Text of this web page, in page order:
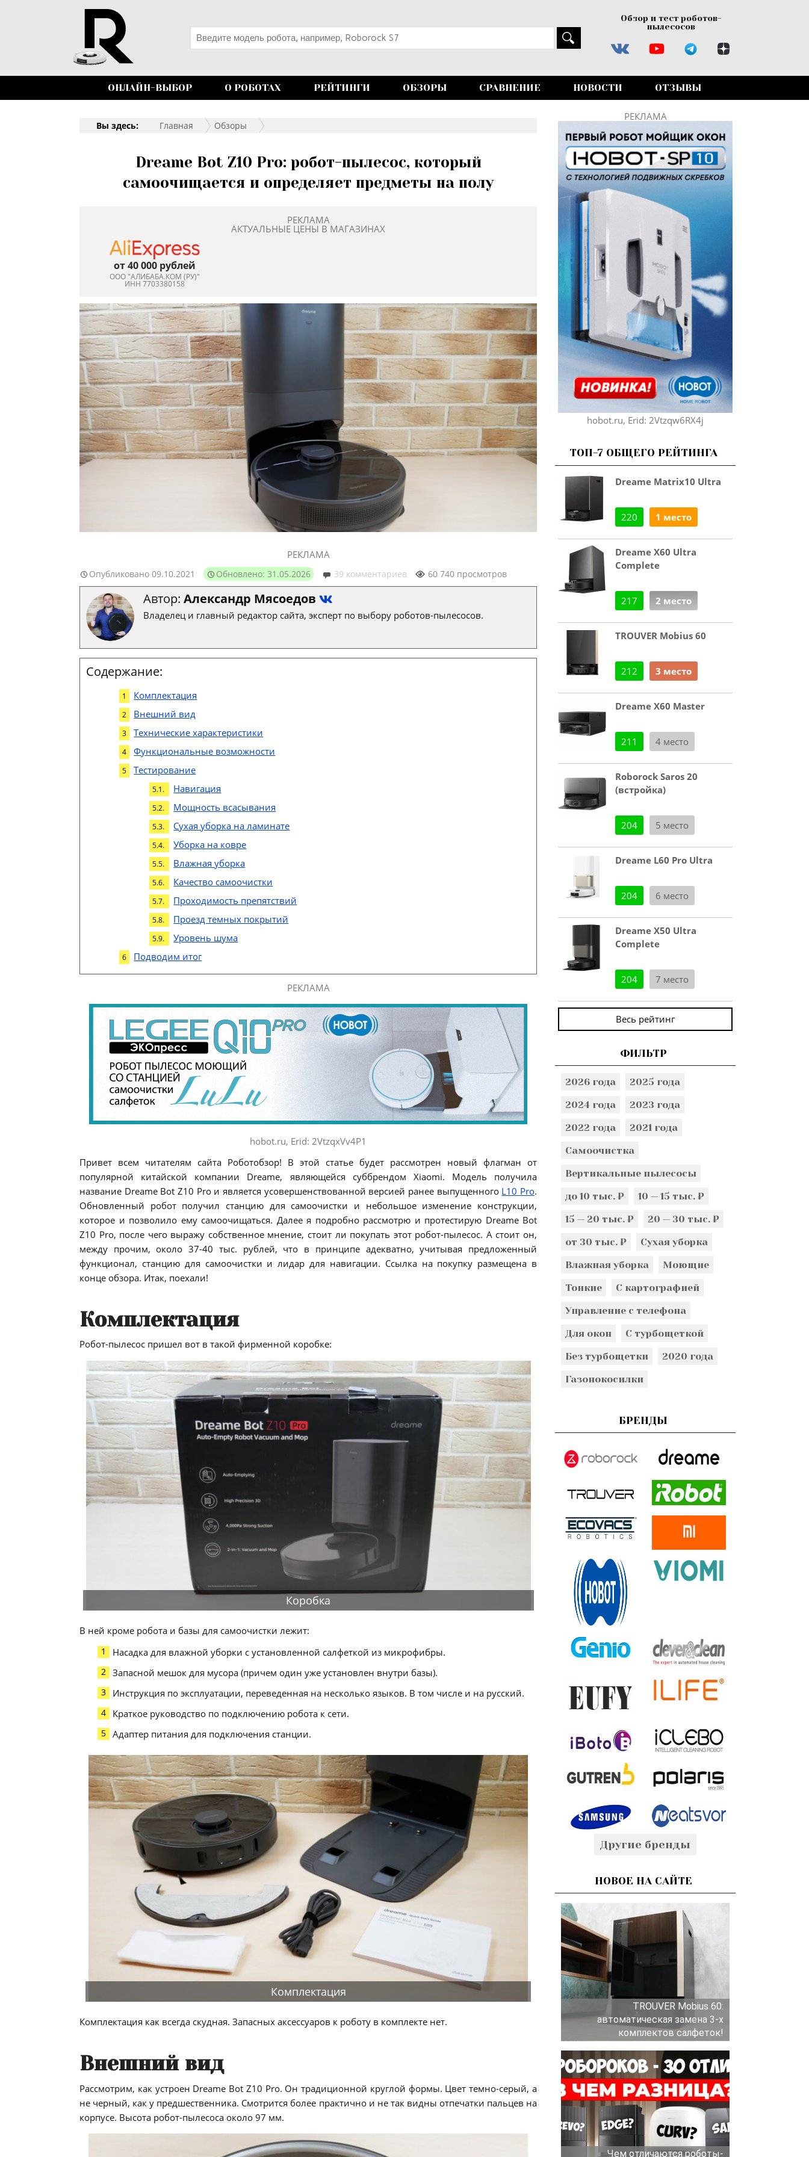
Обзор и тест роботов-
пылесосов
ОНЛАЙН-ВЫБОР О РОБОТАХ РЕЙТИНГИ ОБЗОРЫ СРАВНЕНИЕ НОВОСТИ ОТЗЫВЫ
Вы здесь: Главная Обзоры
Dreame Bot Z10 Pro: робот-пылесос, который
самоочищается и определяет предметы на полу
РЕКЛАМА
АКТУАЛЬНЫЕ ЦЕНЫ В МАГАЗИНАХ
от 40 000 рублей
ООО "АЛИБАБА.КОМ (РУ)"
ИНН 7703380158
РЕКЛАМА
Опубликовано 09.10.2021 Обновлено: 31.05.2026 39 комментариев 60 740 просмотров
Автор: Александр Мясоедов
Владелец и главный редактор сайта, эксперт по выбору роботов-пылесосов.
Содержание:
Комплектация
Внешний вид
Технические характеристики
Функциональные возможности
Тестирование
Навигация
Мощность всасывания
Сухая уборка на ламинате
Уборка на ковре
Влажная уборка
Качество самоочистки
Проходимость препятствий
Проезд темных покрытий
Уровень шума
Подводим итог
РЕКЛАМА
hobot.ru, Erid: 2VtzqxVv4P1
Привет всем читателям сайта Роботобзор! В этой статье будет рассмотрен новый флагман от
популярной китайской компании Dreame, являющейся суббрендом Xiaomi. Модель получила
название Dreame Bot Z10 Pro и является усовершенствованной версией ранее выпущенного L10 Pro.
Обновленный робот получил станцию для самоочистки и небольшое изменение конструкции,
которое и позволило ему самоочищаться. Далее я подробно рассмотрю и протестирую Dreame Bot
Z10 Pro, после чего выражу собственное мнение, стоит ли покупать этот робот-пылесос. А стоит он,
между прочим, около 37-40 тыс. рублей, что в принципе адекватно, учитывая предложенный
функционал, станцию для самоочистки и лидар для навигации. Ссылка на покупку размещена в
конце обзора. Итак, поехали!
Комплектация
Робот-пылесос пришел вот в такой фирменной коробке:
Коробка
В ней кроме робота и базы для самоочистки лежит:
Насадка для влажной уборки с установленной салфеткой из микрофибры.
Запасной мешок для мусора (причем один уже установлен внутри базы).
Инструкция по эксплуатации, переведенная на несколько языков. В том числе и на русский.
Краткое руководство по подключению робота к сети.
Адаптер питания для подключения станции.
Комплектация
Комплектация как всегда скудная. Запасных аксессуаров к роботу в комплекте нет.
Внешний вид
Рассмотрим, как устроен Dreame Bot Z10 Pro. Он традиционной круглой формы. Цвет темно-серый, а
не черный, как у предшественника. Смотрится более практично и не так видны отпечатки пальцев на
корпусе. Высота робот-пылесоса около 97 мм.
РЕКЛАМА
hobot.ru, Erid: 2Vtzqw6RX4j
ТОП-7 ОБЩЕГО РЕЙТИНГА
Dreame Matrix10 Ultra
220 1 место
Dreame X60 Ultra
Complete
217 2 место
TROUVER Mobius 60
212 3 место
Dreame X60 Master
211 4 место
Roborock Saros 20
(встройка)
204 5 место
Dreame L60 Pro Ultra
204 6 место
Dreame X50 Ultra
Complete
204 7 место
Весь рейтинг
ФИЛЬТР
2026 года
2025 года
2024 года
2023 года
2022 года
2021 года
Самоочистка
Вертикальные пылесосы
до 10 тыс. ₽
10 — 15 тыс. ₽
15 — 20 тыс. ₽
20 — 30 тыс. ₽
от 30 тыс. ₽
Сухая уборка
Влажная уборка
Моющие
Тонкие
С картографией
Управление с телефона
Для окон
С турбощеткой
Без турбощетки
2020 года
Газонокосилки
БРЕНДЫ
Другие бренды
НОВОЕ НА САЙТЕ
TROUVER Mobius 60:
автоматическая замена 3-х
комплектов салфеток!
Чем отличаются роботы-